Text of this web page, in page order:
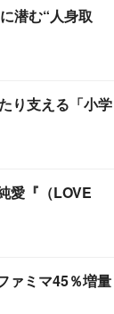
潜む“人身取
り支える「小学
愛『（LOVE
ァミマ45％増量